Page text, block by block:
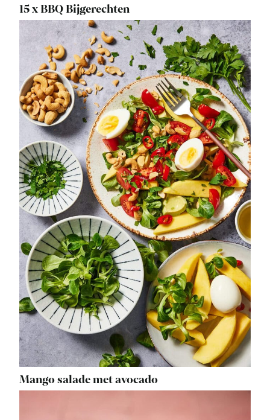
15 x BBQ Bijgerechten
Mango salade met avocado